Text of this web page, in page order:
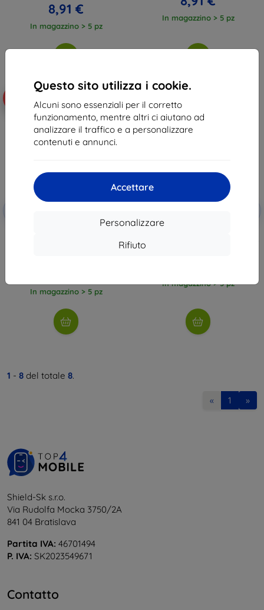
Questo sito utilizza i cookie.
Alcuni sono essenziali per il corretto
funzionamento, mentre altri ci aiutano ad
analizzare il traffico e a personalizzare
contenuti e annunci.
Accettare
Personalizzare
Rifiuto
8,91 €
In magazzino > 5 pz
In magazzino > 5 pz
Honor Magic8 Lite trasparente
In magazzino > 5 pz
protettiva per Honor Magic8 Lite
In magazzino > 5 pz
1 - 8 del totale 8.
« 1 »
Shield-Sk s.r.o.
Via Rudolfa Mocka 3750/2A
841 04 Bratislava
Partita IVA: 46701494
P. IVA: SK2023549671
Contatto